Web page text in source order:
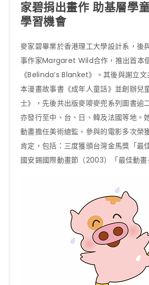
家碧捐出畫作 助基層學
學習機會
麥家碧畢業於香港理工大學設計系，後
事作家Margaret Wild合作，推出首本
《Belinda’s Blanket》。其後與謝立
本漫畫故事書《成年人童話》並創辦兒
士》，先後共出版麥嘜麥兜系列圖書逾
亦發行至中、台、日、韓及法國等地。
動畫擔任美術總監，參與的電影多次榮
肯定，包括：三度獲頒台灣金馬獎「最
國安錫國際動畫節（2003）「最佳動畫